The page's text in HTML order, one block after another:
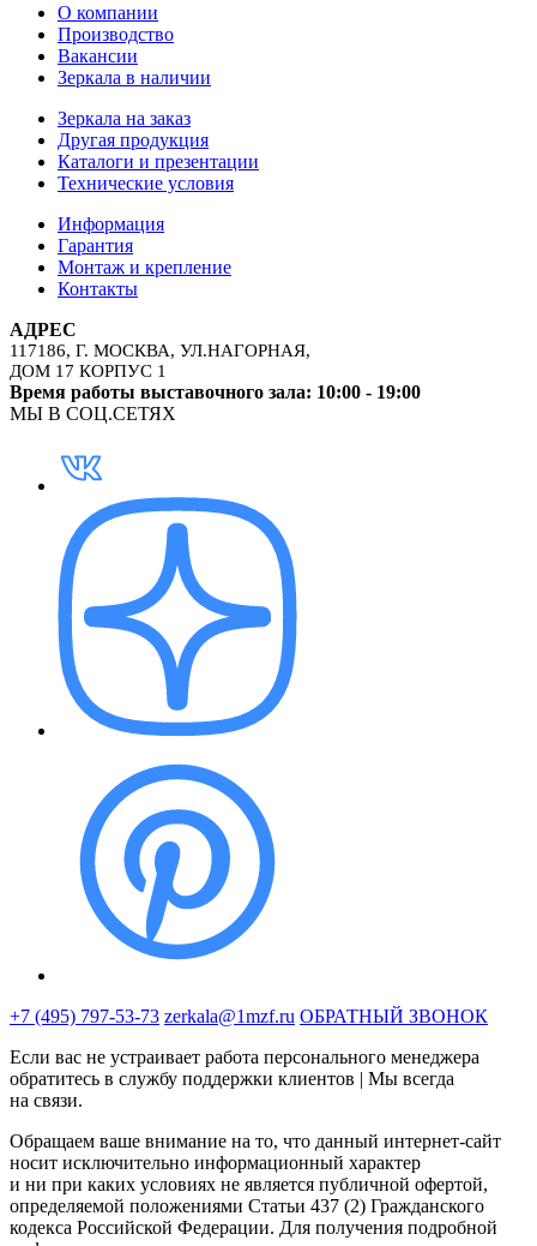
О компании
Производство
Вакансии
Зеркала в наличии
Зеркала на заказ
Другая продукция
Каталоги и презентации
Технические условия
Информация
Гарантия
Монтаж и крепление
Контакты
АДРЕС
117186, Г. МОСКВА, УЛ.НАГОРНАЯ,
ДОМ 17 КОРПУС 1
Время работы выставочного зала: 10:00 - 19:00
МЫ В СОЦ.СЕТЯХ
+7 (495) 797-53-73 zerkala@1mzf.ru ОБРАТНЫЙ ЗВОНОК
Если вас не устраивает работа персонального менеджера
обратитесь в службу поддержки клиентов | Мы всегда
на связи.
Обращаем ваше внимание на то, что данный интернет-сайт
носит исключительно информационный характер
и ни при каких условиях не является публичной офертой,
определяемой положениями Статьи 437 (2) Гражданского
кодекса Российской Федерации. Для получения подробной